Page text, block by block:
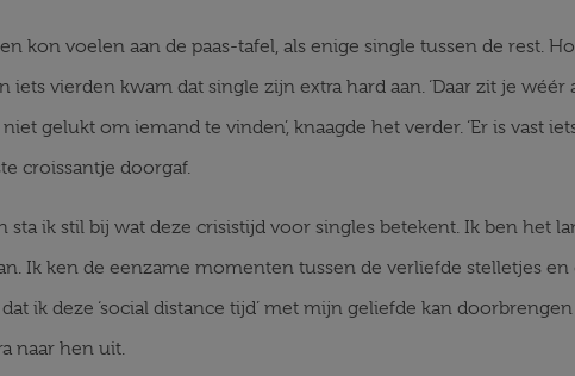
kon voelen aan de paas-tafel, als enige single tussen de rest.
vierden kwam dat single zijn extra hard aan. ‘Daar zit je wéér
gelukt om iemand te vinden’, knaagde het verder. ‘Er is vast
croissantje doorgaf.
ik stil bij wat deze crisistijd voor singles betekent. Ik ben het
Ik ken de eenzame momenten tussen de verliefde stelletjes
ik deze ‘social distance tijd’ met mijn geliefde kan
naar hen uit.